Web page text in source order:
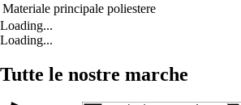
Materiale principale poliestere
Loading...
Loading...
Tutte le nostre marche